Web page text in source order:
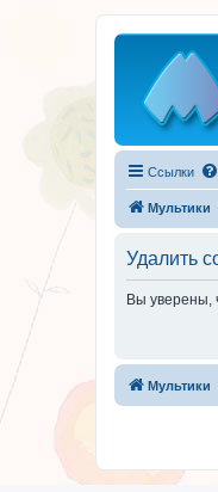
Ссылки
Мультики
Удалить
Вы уверены,
Мультики